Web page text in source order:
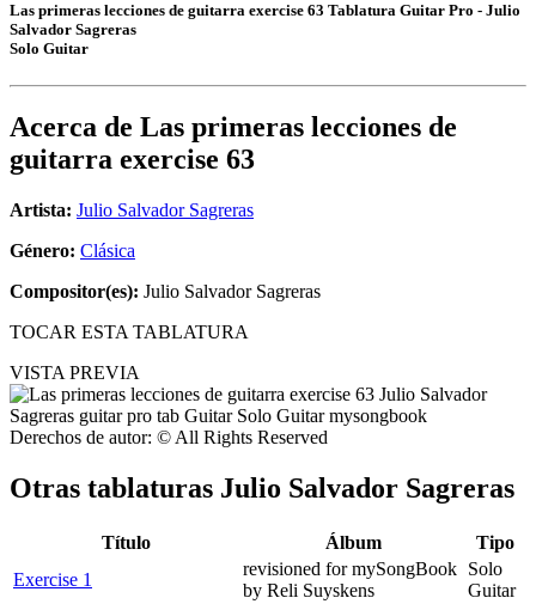
Las primeras lecciones de guitarra exercise 63 Tablatura Guitar Pro - Julio
Salvador Sagreras
Solo Guitar
Acerca de Las primeras lecciones de
guitarra exercise 63
Artista: Julio Salvador Sagreras
Género: Clásica
Compositor(es): Julio Salvador Sagreras
TOCAR ESTA TABLATURA
VISTA PREVIA
Derechos de autor: © All Rights Reserved
Otras tablaturas Julio Salvador Sagreras
Título Álbum
Tipo
Exercise 1
revisioned for mySongBook
by Reli Suyskens
Solo
Guitar